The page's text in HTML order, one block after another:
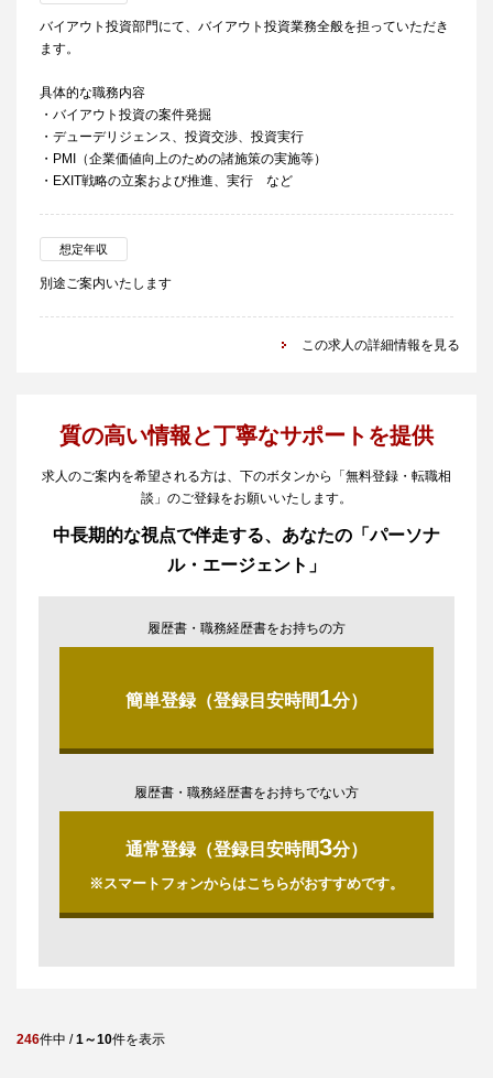
バイアウト投資部門にて、バイアウト投資業務全般を担っていただき
ます。
具体的な職務内容
・バイアウト投資の案件発掘
・デューデリジェンス、投資交渉、投資実行
・PMI（企業価値向上のための諸施策の実施等）
・EXIT戦略の立案および推進、実行 など
想定年収
別途ご案内いたします
この求人の詳細情報を見る
質の高い情報と丁寧なサポートを提供
求人のご案内を希望される方は、下のボタンから「無料登録・転職相
談」のご登録をお願いいたします。
中長期的な視点で伴走する、あなたの「パーソナ
ル・エージェント」
履歴書・職務経歴書をお持ちの方
簡単登録（登録目安時間1分）
履歴書・職務経歴書をお持ちでない方
通常登録（登録目安時間3分）
※スマートフォンからはこちらがおすすめです。
246件中 /1～10件を表示